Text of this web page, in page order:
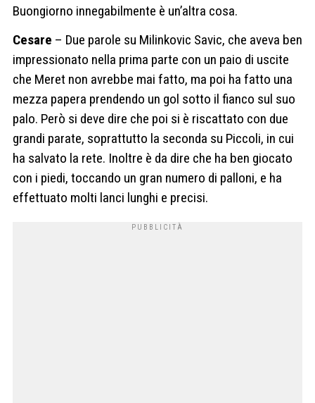
Buongiorno innegabilmente è un’altra cosa.
Cesare – Due parole su Milinkovic Savic, che aveva ben
impressionato nella prima parte con un paio di uscite
che Meret non avrebbe mai fatto, ma poi ha fatto una
mezza papera prendendo un gol sotto il fianco sul suo
palo. Però si deve dire che poi si è riscattato con due
grandi parate, soprattutto la seconda su Piccoli, in cui
ha salvato la rete. Inoltre è da dire che ha ben giocato
con i piedi, toccando un gran numero di palloni, e ha
effettuato molti lanci lunghi e precisi.